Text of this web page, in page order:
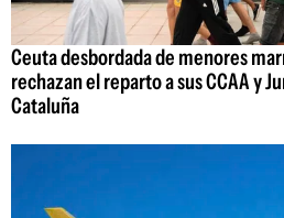
Ceuta desbordada de menores
rechazan el reparto a sus CCAA y
Cataluña